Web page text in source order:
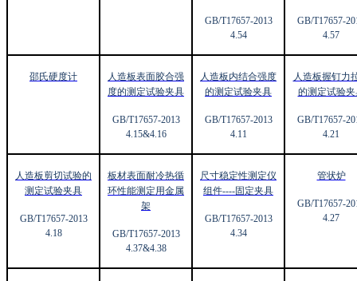
GB/T17657-2013
4.54
GB/T17657-
4.57
邵氏硬度计
人造板表面胶合强
度的测定试验夹具
GB/T17657-2013
4.15&4.16
人造板内结合强度
的测定试验夹具
GB/T17657-2013
4.11
人造板握钉力
的测定试验夹
GB/T17657-
4.21
人造板剪切试验的
测定试验夹具
GB/T17657-2013
4.18
板材表面耐冷热循
环性能测定用金属
架
GB/T17657-2013
4.37&4.38
尺寸稳定性测定仪
组件----固定夹具
GB/T17657-2013
4.34
管状炉
GB/T17657-
4.27